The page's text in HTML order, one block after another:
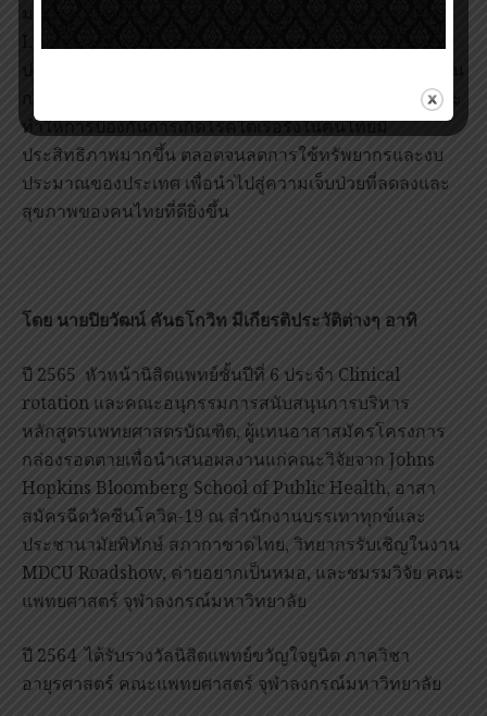
การเกิดโรคไตเรื้อรัง โดยคาดหวังว่าแบบแผนที่พัฒนาขึ้นจะ
ทำให้การป้องกันการเกิดโรคไตเรื้อรังในคนไทยมี
ประสิทธิภาพมากขึ้น ตลอดจนลดการใช้ทรัพยากรและงบ
ประมาณของประเทศ เพื่อนำไปสู่ความเจ็บป่วยที่ลดลงและ
สุขภาพของคนไทยที่ดียิ่งขึ้น
โดย นายปิยวัฒน์ คันธโกวิท มีเกียรติประวัติต่างๆ อาทิ
ปี 2565 หัวหน้านิสิตแพทย์ชั้นปีที่ 6 ประจำ Clinical
rotation และคณะอนุกรรมการสนับสนุนการบริหาร
หลักสูตรแพทยศาสตรบัณฑิต, ผู้แทนอาสาสมัครโครงการ
กล่องรอดตายเพื่อนำเสนอผลงานแก่คณะวิจัยจาก Johns
Hopkins Bloomberg School of Public Health, อาสา
สมัครฉีดวัคซีนโควิด-19 ณ สำนักงานบรรเทาทุกข์และ
ประชานามัยพิทักษ์ สภากาชาดไทย, วิทยากรรับเชิญในงาน
MDCU Roadshow, ค่ายอยากเป็นหมอ, และชมรมวิจัย คณะ
แพทยศาสตร์ จุฬาลงกรณ์มหาวิทยาลัย
ปี 2564 ได้รับรางวัลนิสิตแพทย์ขวัญใจยูนิต ภาควิชา
อายุรศาสตร์ คณะแพทยศาสตร์ จุฬาลงกรณ์มหาวิทยาลัย